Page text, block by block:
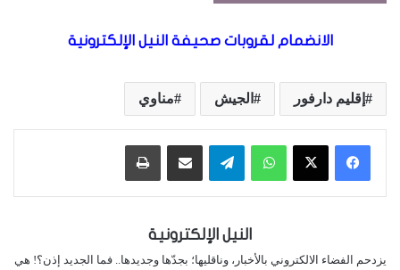
الانضمام لقروبات صحيفة النيل الإلكترونية
إقليم دارفور الجيش مناوي
واتساب تيلقرام مشاركة عبر البريد طباعة
النيل الإلكترونية
يزدحم الفضاء الالكتروني بالأخبار، وناقليها؛ بجدّها وجديدها.. فما الجديد إذن؟! هي